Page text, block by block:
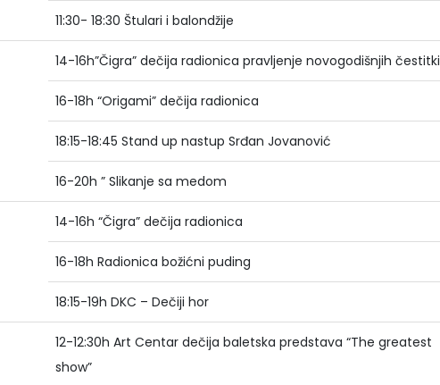
11:30- 18:30 Štulari i balondžije
14-16h”Čigra” dečija radionica pravljenje novogodišnjih čestitki
16-18h “Origami” dečija radionica
18:15-18:45 Stand up nastup Srđan Jovanović
16-20h ” Slikanje sa medom
14-16h “Čigra” dečija radionica
16-18h Radionica božićni puding
18:15-19h DKC – Dečiji hor
12-12:30h Art Centar dečija baletska predstava “The greatest
show”